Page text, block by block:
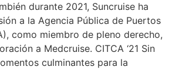
durante 2021, Suncruise ha
a la Agencia Pública de Puertos
como miembro de pleno derecho,
a Medcruise. CITCA ‘21 Sin
culminantes para la